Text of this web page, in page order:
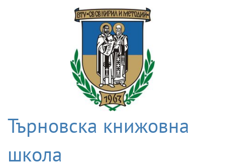
Търновска книжовна
школа